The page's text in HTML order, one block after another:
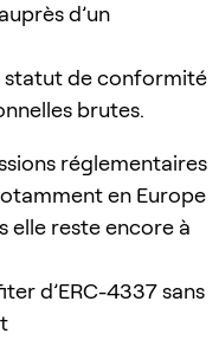
d’un
de conformité
brutes.
réglementaires
en Europe
elle reste encore à
d’ERC-4337 sans